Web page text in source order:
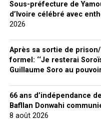
Sous-préfecture de
d’Ivoire célébré avec
2026
Après sa sortie de
formel: ‘‘Je resterai
Guillaume Soro au
66 ans d’indépendance
Bafllan Donwahi
8 août 2026